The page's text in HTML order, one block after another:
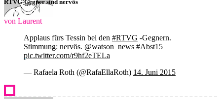
RTVG-Gegner sind nervös
von Laurent
Applaus fürs Tessin bei den #RTVG -Gegnern.
Stimmung: nervös. @watson_news #Abst15
pic.twitter.com/r9hf2eTELa
— Rafaela Roth (@RafaEllaRoth) 14. Juni 2015